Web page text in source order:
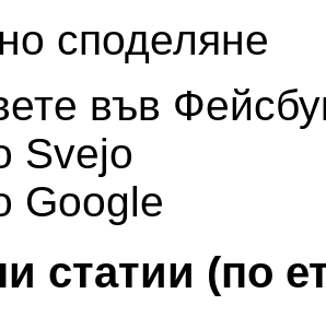
споделяне
във
Svejo
Google
статии (по